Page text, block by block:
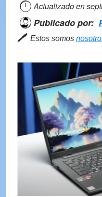
Actualizado en
Publicado por:
🖊 Estos somos